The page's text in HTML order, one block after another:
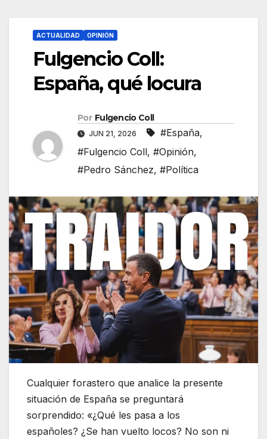
ACTUALIDAD OPINIÓN
Fulgencio Coll:
España, qué locura
Por Fulgencio Coll
JUN 21, 2026 #España,
#Fulgencio Coll, #Opinión,
#Pedro Sánchez, #Política
Cualquier forastero que analice la presente
situación de España se preguntará
sorprendido: «¿Qué les pasa a los
españoles? ¿Se han vuelto locos? No son ni